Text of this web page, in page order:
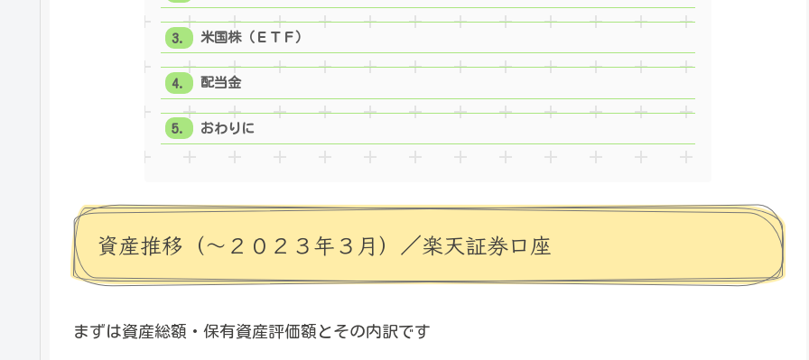
米国株（ＥＴＦ）
配当金
おわりに
資産推移（～２０２３年３月）／楽天証券口座
まずは資産総額・保有資産評価額とその内訳です